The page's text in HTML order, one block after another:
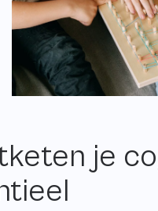
je